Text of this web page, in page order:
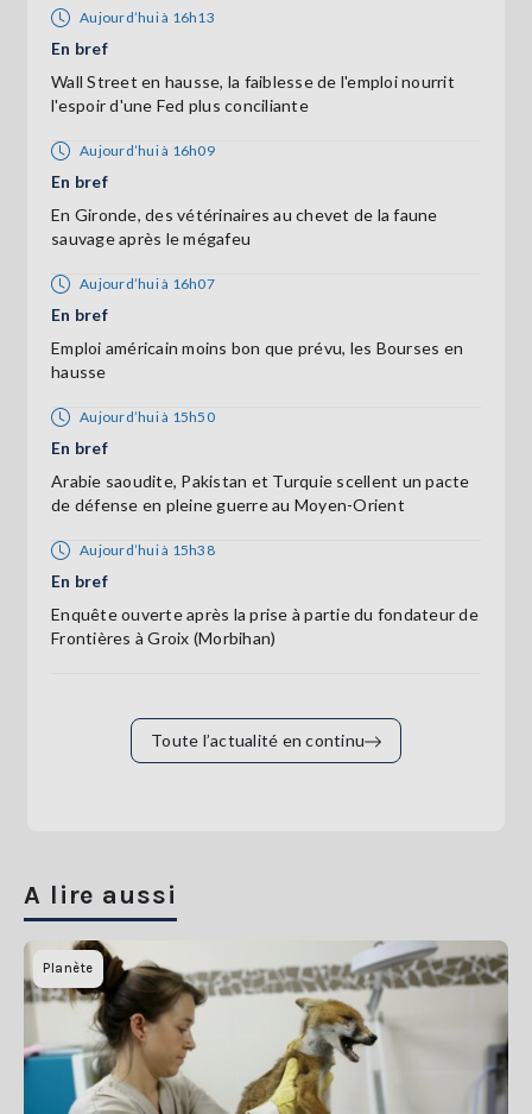
Aujourd’hui à 16h13
En bref
Wall Street en hausse, la faiblesse de l'emploi nourrit
l'espoir d'une Fed plus conciliante
Aujourd’hui à 16h09
En bref
En Gironde, des vétérinaires au chevet de la faune
sauvage après le mégafeu
Aujourd’hui à 16h07
En bref
Emploi américain moins bon que prévu, les Bourses en
hausse
Aujourd’hui à 15h50
En bref
Arabie saoudite, Pakistan et Turquie scellent un pacte
de défense en pleine guerre au Moyen-Orient
Aujourd’hui à 15h38
En bref
Enquête ouverte après la prise à partie du fondateur de
Frontières à Groix (Morbihan)
Toute l’actualité en continu
A lire aussi
Planète